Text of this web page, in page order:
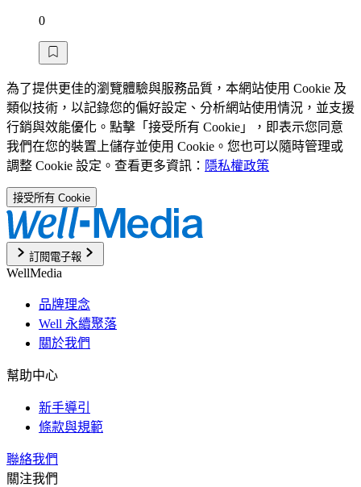
0
為了提供更佳的瀏覽體驗與服務品質，本網站使用 Cookie 及
類似技術，以記錄您的偏好設定、分析網站使用情況，並支援
行銷與效能優化。點擊「接受所有 Cookie」，即表示您同意
我們在您的裝置上儲存並使用 Cookie。您也可以隨時管理或
調整 Cookie 設定。查看更多資訊： 隱私權政策
接受所有 Cookie
訂閱電子報
WellMedia
品牌理念
Well 永續聚落
關於我們
幫助中心
新手導引
條款與規範
聯絡我們
關注我們